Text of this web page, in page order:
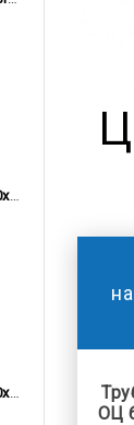
Труба Профильная ОЦ 80x60x3 DX51D, 6м
Труба Профильная ОЦ 80x60x2,5 DX51D, 6м
ОЦ